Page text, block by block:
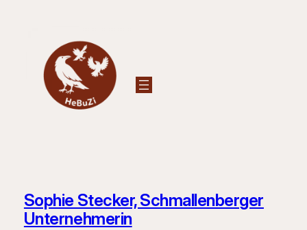
Sophie Stecker, Schmallenberger
Unternehmerin